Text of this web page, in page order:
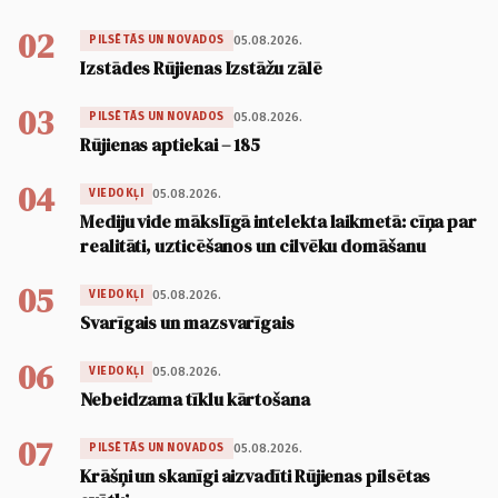
02 PILSĒTĀS UN NOVADOS 05.08.2026.
Izstādes Rūjienas Izstāžu zālē
03 PILSĒTĀS UN NOVADOS 05.08.2026.
Rūjienas aptiekai – 185
04 VIEDOKĻI 05.08.2026.
Mediju vide mākslīgā intelekta laikmetā: cīņa par
realitāti, uzticēšanos un cilvēku domāšanu
05 VIEDOKĻI 05.08.2026.
Svarīgais un mazsvarīgais
06 VIEDOKĻI 05.08.2026.
Nebeidzama tīklu kārtošana
07 PILSĒTĀS UN NOVADOS 05.08.2026.
Krāšņi un skanīgi aizvadīti Rūjienas pilsētas